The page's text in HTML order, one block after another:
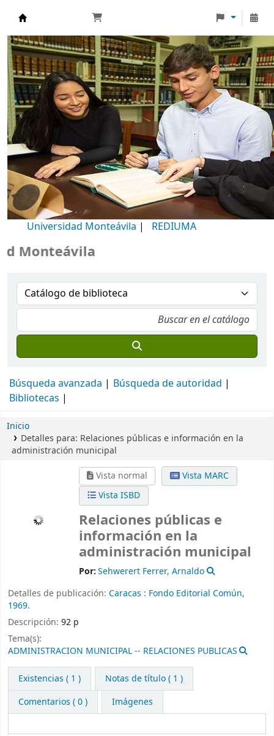
Biblioteca Universidad Monteávila
Universidad Monteávila | REDIUMA
Búsqueda avanzada
Búsqueda de autoridad
Bibliotecas
Inicio
Detalles para: Relaciones públicas e información en la
administración municipal
Vista normal
Vista MARC
Vista ISBD
Relaciones públicas e
información en la
administración municipal
Por:Sehwerert Ferrer, Arnaldo
Detalles de publicación: Caracas : Fondo Editorial Común,
1969.
Descripción: 92 p
Tema(s):
ADMINISTRACION MUNICIPAL -- RELACIONES PUBLICAS
Existencias ( 1 )
Notas de título ( 1 )
Comentarios ( 0 )
Imágenes